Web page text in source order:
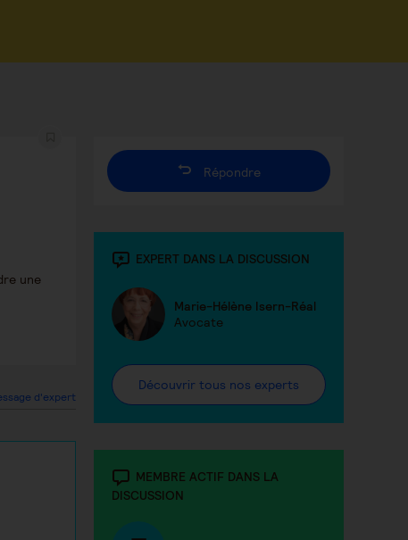
une
d'expert
Répondre
EXPERT DANS LA DISCUSSION
Marie-Hélène Isern-Réal
Avocate
Découvrir tous nos experts
MEMBRE ACTIF DANS LA
DISCUSSION